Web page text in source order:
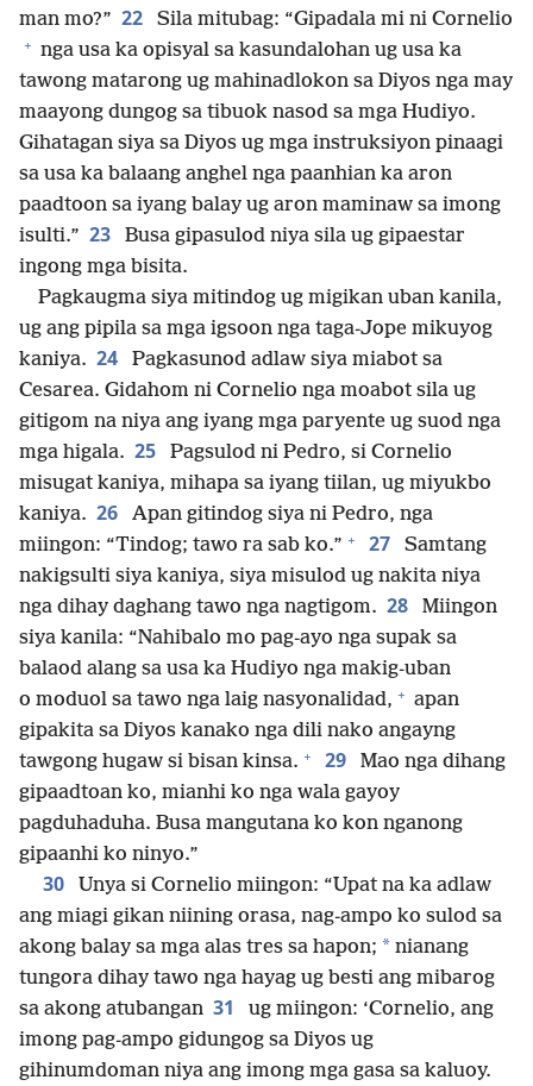
man mo?” 22 Sila mitubag: “Gipadala mi ni Cornelio
+ nga usa ka opisyal sa kasundalohan ug usa ka
tawong matarong ug mahinadlokon sa Diyos nga may
maayong dungog sa tibuok nasod sa mga Hudiyo.
Gihatagan siya sa Diyos ug mga instruksiyon pinaagi
sa usa ka balaang anghel nga paanhian ka aron
paadtoon sa iyang balay ug aron maminaw sa imong
isulti.” 23
Busa gipasulod niya sila ug gipaestar
ingong mga bisita.
Pagkaugma siya mitindog ug migikan uban kanila,
ug ang pipila sa mga igsoon nga taga-Jope mikuyog
kaniya. 24
Pagkasunod adlaw siya miabot sa
Cesarea. Gidahom ni Cornelio nga moabot sila ug
gitigom na niya ang iyang mga paryente ug suod nga
mga higala. 25
Pagsulod ni Pedro, si Cornelio
misugat kaniya, mihapa sa iyang tiilan, ug miyukbo
kaniya. 26
Apan gitindog siya ni Pedro, nga
miingon: “Tindog; tawo ra sab ko.” + 27
Samtang
nakigsulti siya kaniya, siya misulod ug nakita niya
nga dihay daghang tawo nga nagtigom. 28
Miingon
siya kanila: “Nahibalo mo pag-ayo nga supak sa
balaod alang sa usa ka Hudiyo nga makig-uban
o moduol sa tawo nga laig nasyonalidad, + apan
gipakita sa Diyos kanako nga dili nako angayng
tawgong hugaw si bisan kinsa. + 29
Mao nga dihang
gipaadtoan ko, mianhi ko nga wala gayoy
pagduhaduha. Busa mangutana ko kon nganong
gipaanhi ko ninyo.”
30
Unya si Cornelio miingon: “Upat na ka adlaw
ang miagi gikan niining orasa, nag-ampo ko sulod sa
akong balay sa mga alas tres sa hapon; * nianang
tungora dihay tawo nga hayag ug besti ang mibarog
sa akong atubangan 31
ug miingon: ‘Cornelio, ang
imong pag-ampo gidungog sa Diyos ug
gihinumdoman niya ang imong mga gasa sa kaluoy.